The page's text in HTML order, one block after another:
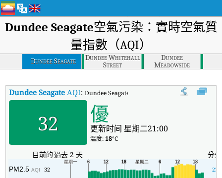
Dundee Seagate空氣污染：實時空氣質
量指數（AQI）
Dundee Seagate
Dundee Whitehall
Street
Dundee
Meadowside
Dundee Seagate AQI:Dundee Seagate實時空氣質量指數（AQI）。
32 優
更新时间 星期二21:00
溫度: 18°C
目前的過去 2 天 分
PM2.5AQI 32 23